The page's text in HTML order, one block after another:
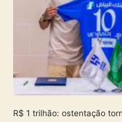
R$ 1 trilhão: ostentação